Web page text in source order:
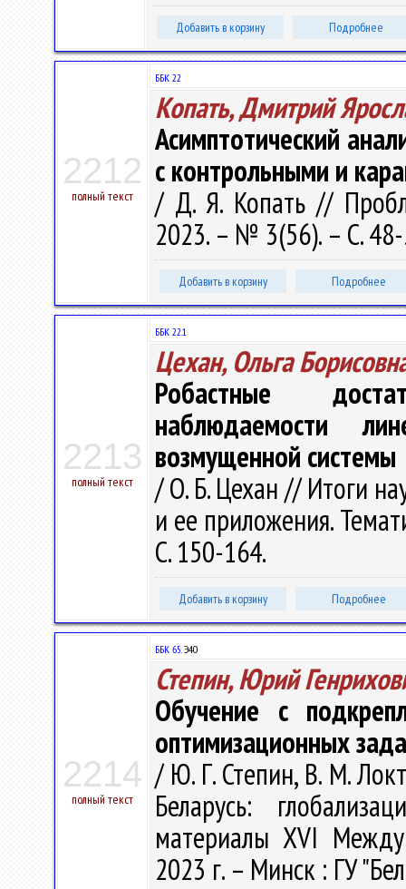
Добавить в корзину Подробнее
2212
полный текст
ББК 22
Копать, Дмитрий
Асимптотический
с контрольными и
/ Д. Я. Копать //
2023. – № 3(56). – С.
Добавить в корзину Подробнее
2213
полный текст
ББК 22.1
Цехан, Ольга
Робастные
наблюдаемости
возмущенной системы
/ О. Б. Цехан // Итоги
и ее приложения.
С. 150-164.
Добавить в корзину Подробнее
2214
полный текст
ББК 65.Э40
Степин, Юрий
Обучение с
оптимизационных
/ Ю. Г. Степин, В. М.
Беларусь:
материалы XVI
2023 г. – Минск : ГУ